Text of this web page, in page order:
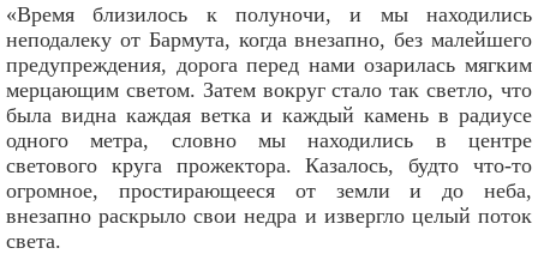
«Время близилось к полуночи, и мы находились
неподалеку от Бармута, когда внезапно, без малейшего
предупреждения, дорога перед нами озарилась мягким
мерцающим светом. Затем вокруг стало так светло, что
была видна каждая ветка и каждый камень в радиусе
одного метра, словно мы находились в центре
светового круга прожектора. Казалось, будто что-то
огромное, простирающееся от земли и до неба,
внезапно раскрыло свои недра и извергло целый поток
света.